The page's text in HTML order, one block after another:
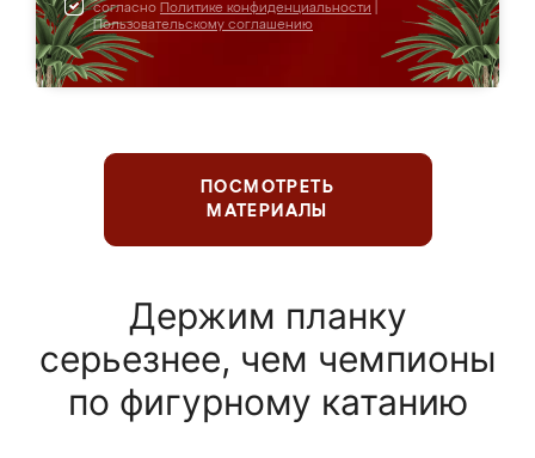
согласно Политике конфиденциальности
Пользовательскому соглашению
ПОСМОТРЕТЬ
МАТЕРИАЛЫ
Держим планку
серьезнее, чем чемпионы
по фигурному катанию